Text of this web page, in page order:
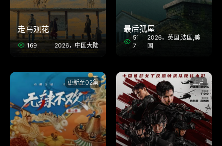
走马观花
169 2026，中国大陆
最后孤屋
51
7
2026，英国,法国,美
国
更新至02集 正片